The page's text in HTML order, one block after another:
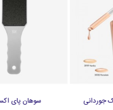
جوردانی افزودن به سبد خرید
سوهان پای